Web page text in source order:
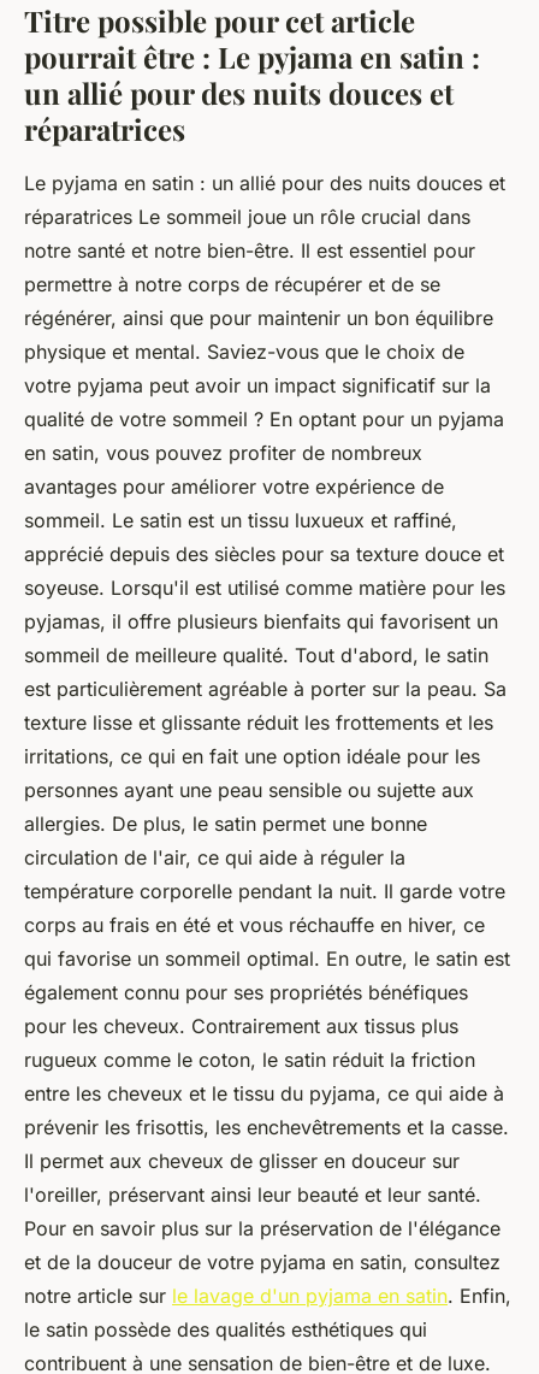
Titre possible pour cet article
pourrait être : Le pyjama en satin :
un allié pour des nuits douces et
réparatrices
Le pyjama en satin : un allié pour des nuits douces et
réparatrices Le sommeil joue un rôle crucial dans
notre santé et notre bien-être. Il est essentiel pour
permettre à notre corps de récupérer et de se
régénérer, ainsi que pour maintenir un bon équilibre
physique et mental. Saviez-vous que le choix de
votre pyjama peut avoir un impact significatif sur la
qualité de votre sommeil ? En optant pour un pyjama
en satin, vous pouvez profiter de nombreux
avantages pour améliorer votre expérience de
sommeil. Le satin est un tissu luxueux et raffiné,
apprécié depuis des siècles pour sa texture douce et
soyeuse. Lorsqu'il est utilisé comme matière pour les
pyjamas, il offre plusieurs bienfaits qui favorisent un
sommeil de meilleure qualité. Tout d'abord, le satin
est particulièrement agréable à porter sur la peau. Sa
texture lisse et glissante réduit les frottements et les
irritations, ce qui en fait une option idéale pour les
personnes ayant une peau sensible ou sujette aux
allergies. De plus, le satin permet une bonne
circulation de l'air, ce qui aide à réguler la
température corporelle pendant la nuit. Il garde votre
corps au frais en été et vous réchauffe en hiver, ce
qui favorise un sommeil optimal. En outre, le satin est
également connu pour ses propriétés bénéfiques
pour les cheveux. Contrairement aux tissus plus
rugueux comme le coton, le satin réduit la friction
entre les cheveux et le tissu du pyjama, ce qui aide à
prévenir les frisottis, les enchevêtrements et la casse.
Il permet aux cheveux de glisser en douceur sur
l'oreiller, préservant ainsi leur beauté et leur santé.
Pour en savoir plus sur la préservation de l'élégance
et de la douceur de votre pyjama en satin, consultez
notre article sur le lavage d'un pyjama en satin. Enfin,
le satin possède des qualités esthétiques qui
contribuent à une sensation de bien-être et de luxe.